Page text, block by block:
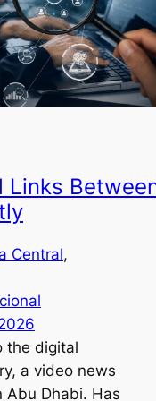
Links
Central
the digital
a video news
Abu Dhabi. Has